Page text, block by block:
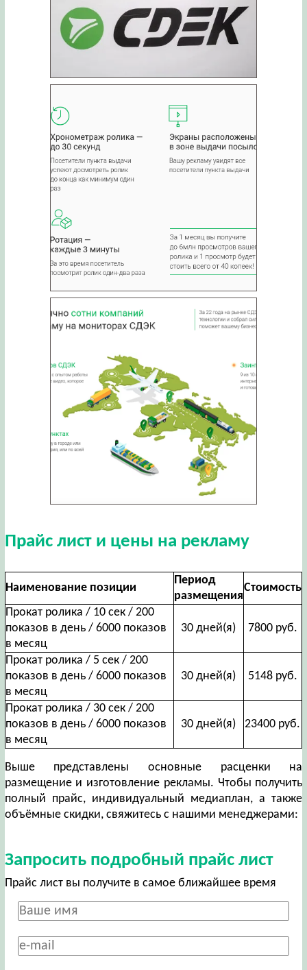
Прайс лист и цены на рекламу
Наименование позиции
Период
размещения
Стоимость
Прокат ролика / 10 сек / 200
показов в день / 6000 показов
в месяц
30 дней(я) 7800 руб.
Прокат ролика / 5 сек / 200
показов в день / 6000 показов
в месяц
30 дней(я) 5148 руб.
Прокат ролика / 30 сек / 200
показов в день / 6000 показов
в месяц
30 дней(я) 23400 руб.
Выше представлены основные расценки на
размещение и изготовление рекламы. Чтобы получить
полный прайс, индивидуальный медиаплан, а также
объёмные скидки, свяжитесь с нашими менеджерами:
Запросить подробный прайс лист
Прайс лист вы получите в самое ближайшее время